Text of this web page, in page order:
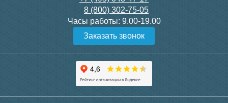
Конвектор ITT.080.200.1300
с решеткой GRILL.SGW-20-
Конвектор ITT.080.200.1000
с решеткой GRILL.SGW-20-
Подробнее Подробнее
8 (800) 302-75-05
Часы работы: 9.00-19.00
Заказать звонок